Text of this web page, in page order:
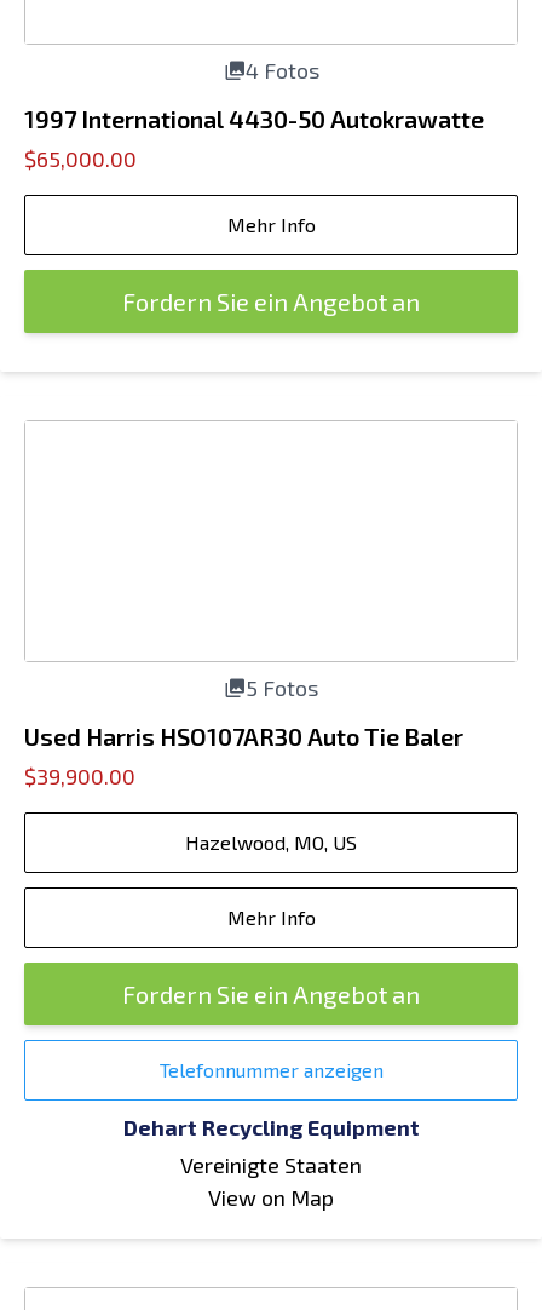
4 Fotos
1997 International 4430-50 Autokrawatte
$65,000.00
Mehr Info
Fordern Sie ein Angebot an
5 Fotos
Used Harris HSO107AR30 Auto Tie Baler
$39,900.00
Hazelwood, MO, US
Mehr Info
Fordern Sie ein Angebot an
Telefonnummer anzeigen
Dehart Recycling Equipment
Vereinigte Staaten
View on Map